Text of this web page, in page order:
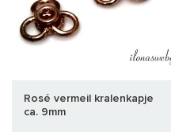
Rosé vermeil kralenkapje
ca. 9mm